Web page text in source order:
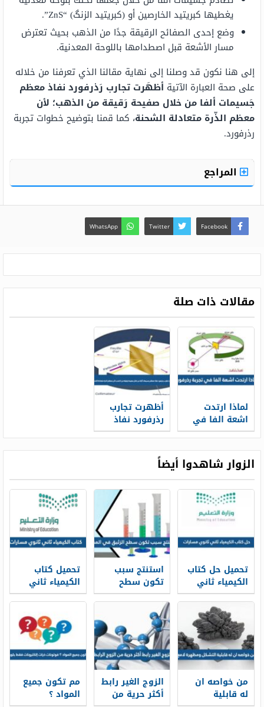
يغطيها كبريتيد الخارصين أو (كبريتيد الزنگ) “ZnS”.
وضع إحدى الصفائح الرقيقة جدًا من الذهب بحيث تعترض
مسار الأشعة قبل اصطدامها باللوحة المعدنية.
إلى هنا نكون قد وصلنا إلى نهاية مقالنا الذي تعرفنا من خلاله
على صحة العبارة الآتية أظهَرت تجارب رَذرفورد نفاذ معظم
جَسيمات ألفا من خلال صفيحة رَقيقة من الذهب؛ لأن
معظم الذّرة متعادلة الشحنة، كما قمنا بتوضيح خطوات تجربة
رذرفورد.
المراجع
Facebook
Twitter
WhatsApp
مقالات ذات صلة
لماذا ارتدت
اشعة الفا في
تجربة رذرفورد
أظهرت تجارب
رذرفورد نفاذ
معظم جسيمات
صفيحة رقيقة
من الذهب؛ لأن
معظم الذرة
متعادلة الشحنة.
الزوار شاهدوا أيضاً
تحميل حل كتاب
الكيمياء ثاني
ثانوي مسارات
1448 pdf
استنتج سبب
تكون سطح
الزئبق في
المخبار
تحميل كتاب
الكيمياء ثاني
ثانوي مسارات
1447 pdf
من خواصه ان
له قابلية
الزوج الغير رابط
أكثر حرية من
مم تكون جميع
المواد ؟